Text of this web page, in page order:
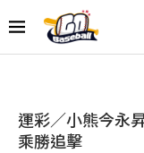
運彩／小熊今永
乘勝追擊